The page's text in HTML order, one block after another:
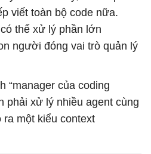
viết toàn bộ code nữa.
thể xử lý phần lớn
người đóng vai trò quản lý
“manager của coding
phải xử lý nhiều agent cùng
ra một kiểu context